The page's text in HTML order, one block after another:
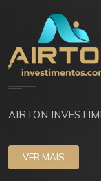
AIRTON
VER MAIS